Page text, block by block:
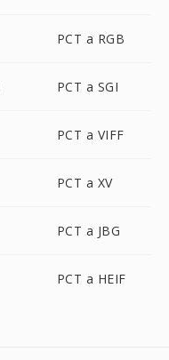
PCT a RGB
PCT a SGI
PCT a VIFF
PCT a XV
PCT a JBG
PCT a HEIF